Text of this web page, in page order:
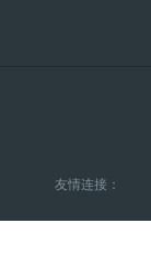
友情连接：